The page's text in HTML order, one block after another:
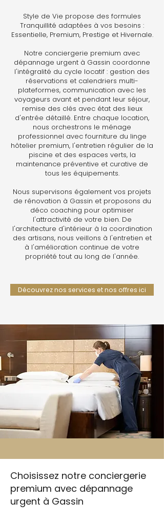
Style de Vie propose des formules
Tranquillité adaptées à vos besoins :
Essentielle, Premium, Prestige et Hivernale.
Notre conciergerie premium avec
dépannage urgent à Gassin coordonne
l'intégralité du cycle locatif : gestion des
réservations et calendriers multi-
plateformes, communication avec les
voyageurs avant et pendant leur séjour,
remise des clés avec état des lieux
d'entrée détaillé. Entre chaque location,
nous orchestrons le ménage
professionnel avec fourniture du linge
hôtelier premium, l'entretien régulier de la
piscine et des espaces verts, la
maintenance préventive et curative de
tous les équipements.
Nous supervisons également vos projets
de rénovation à Gassin et proposons du
déco coaching pour optimiser
l'attractivité de votre bien. De
l'architecture d'intérieur à la coordination
des artisans, nous veillons à l'entretien et
à l'amélioration continue de votre
propriété tout au long de l'année.
Découvrez nos services et nos offres ici
Choisissez notre conciergerie
premium avec dépannage
urgent à Gassin